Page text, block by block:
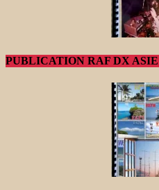
PUBLICATION RAF DX